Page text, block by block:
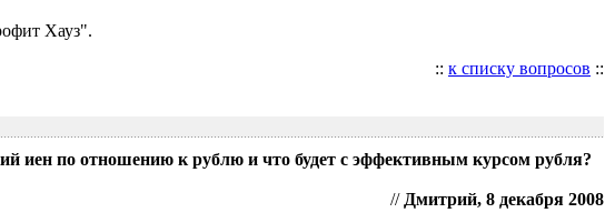
Хауз".
:: к списку вопросов ::
иен по отношению к рублю и что будет с эффективным курсом рубля?
// Дмитрий, 8 декабря 2008